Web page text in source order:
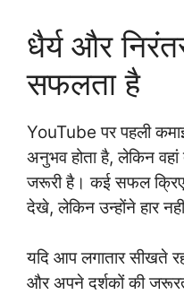
धैर्य और
सफलता है
YouTube पर पहली
अनुभव होता है, लेकिन
जरूरी है। कई सफल
देखे, लेकिन उन्होंने हार
यदि आप लगातार सीखते
और अपने दर्शकों की